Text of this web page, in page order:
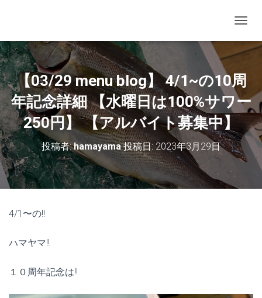
【03/29 menu blog】 4/1~の10周
年記念詳細 【水曜日は100%サワー
250円】 【アルバイト募集中】
投稿者:hamayama投稿日:2023年3月29日
4/1〜の!!
ハマヤマ!!
１０周年記念は!!